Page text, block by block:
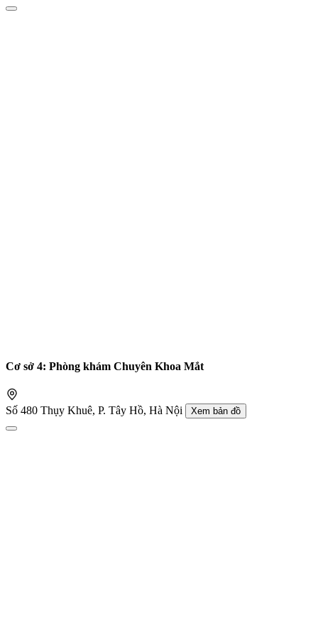
Cơ sở 4: Phòng khám Chuyên Khoa Mắt
Số 480 Thụy Khuê, P. Tây Hồ, Hà Nội Xem bản đồ